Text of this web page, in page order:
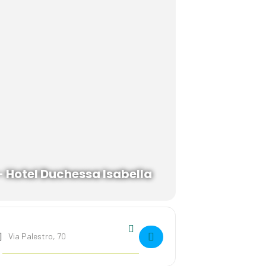
Hotel Duchessa Isabella
Destination Address - Benessere energetico per cani e gatti []